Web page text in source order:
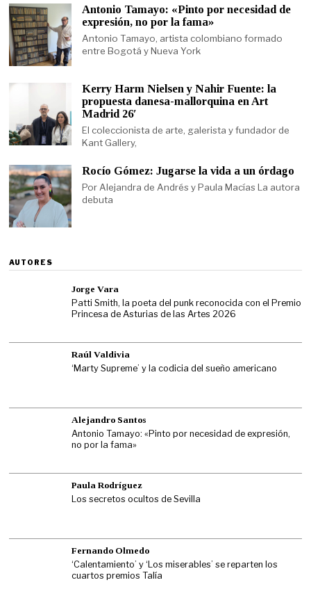
Antonio Tamayo: «Pinto por necesidad de
expresión, no por la fama»
Antonio Tamayo, artista colombiano formado
entre Bogotá y Nueva York
Kerry Harm Nielsen y Nahir Fuente: la
propuesta danesa-mallorquina en Art
Madrid 26′
El coleccionista de arte, galerista y fundador de
Kant Gallery,
Rocío Gómez: Jugarse la vida a un órdago
Por Alejandra de Andrés y Paula Macías La autora
debuta
AUTORES
Jorge Vara
Patti Smith, la poeta del punk reconocida con el Premio
Princesa de Asturias de las Artes 2026
Raúl Valdivia
‘Marty Supreme’ y la codicia del sueño americano
Alejandro Santos
Antonio Tamayo: «Pinto por necesidad de expresión,
no por la fama»
Paula Rodríguez
Los secretos ocultos de Sevilla
Fernando Olmedo
‘Calentamiento’ y ‘Los miserables’ se reparten los
cuartos premios Talía